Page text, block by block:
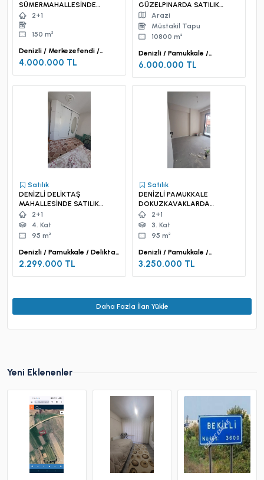
SÜMERMAHALLESİNDE
DEVREN SATILIK HIRDAVAT
DÜKKANI
2+1
150 m²
Denizli / Merkezefendi /
Sümer Mah.
4.000.000 TL
GÜZELPINARDA SATILIK
TARLAArazi
Müstakil Tapu
10800 m²
Denizli / Pamukkale /
Güzelpınar Mah.
6.000.000 TL
Satılık
DENİZLİ DELİKTAŞ
MAHALLESİNDE SATILIK
DAİRE
2+1
4. Kat
95 m²
Denizli / Pamukkale / Deliktaş
Mah.
2.299.000 TL
Satılık
DENİZLİ PAMUKKALE
DOKUZKAVAKLARDA
SAYILIK DAİRE
2+1
3. Kat
95 m²
Denizli / Pamukkale /
Dokuzkavaklar Mah.
3.250.000 TL
Daha Fazla İlan Yükle
Yeni Eklenenler